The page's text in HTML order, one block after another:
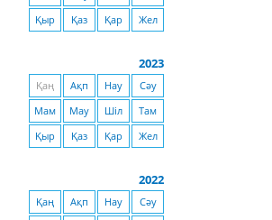
Қыр
Қаз Қар Жел
2023
Қаң Ақп Нау
Сәу
Мам
Мау Шіл
Там
Қыр
Қаз Қар Жел
2022
Қаң Ақп Нау
Сәу